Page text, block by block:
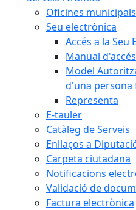
Oficines municipals
Seu electrònica
Accés a la Seu
Manual
Model
d'una persona
Representa
E-tauler
Catàleg de Serveis
Enllaços a
Carpeta ciutadana
Notificacions
Validació de
Factura electrònica